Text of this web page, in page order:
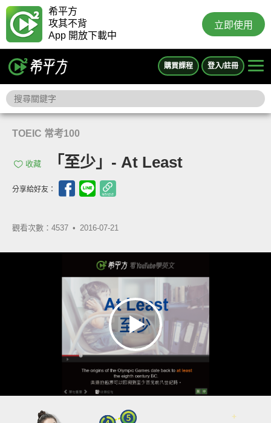
希平方
攻其不背
App 開放下載中
立即使用
購買課程 登入/註冊
TOEIC 常考100
收藏 「至少」- At Least
分享給好友：
觀看次數：4537 • 2016-07-21